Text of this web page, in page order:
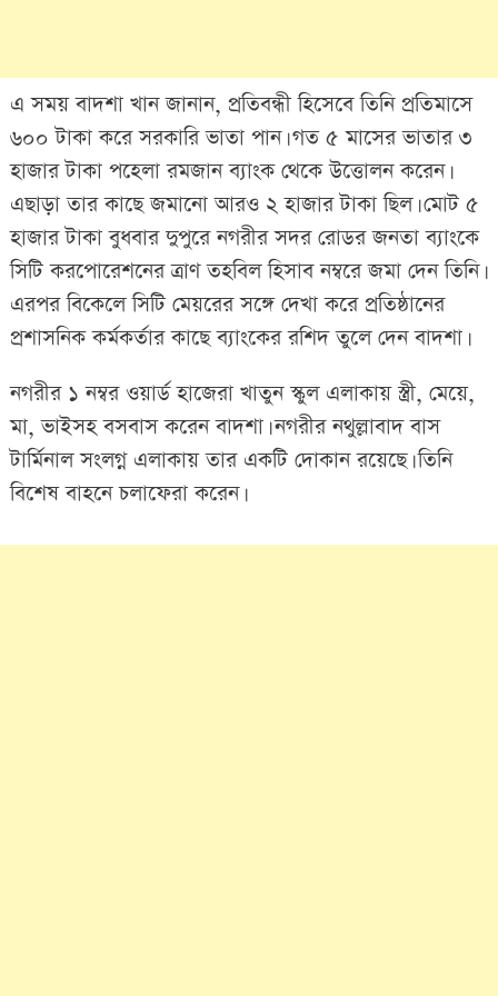
এ সময় বাদশা খান জানান, প্রতিবন্ধী হিসেবে তিনি প্রতিমাসে
৬০০ টাকা করে সরকারি ভাতা পান। গত ৫ মাসের ভাতার ৩
হাজার টাকা পহেলা রমজান ব্যাংক থেকে উত্তোলন করেন।
এছাড়া তার কাছে জমানো আরও ২ হাজার টাকা ছিল। মোট ৫
হাজার টাকা বুধবার দুপুরে নগরীর সদর রোডর জনতা ব্যাংকে
সিটি করপোরেশনের ত্রাণ তহবিল হিসাব নম্বরে জমা দেন তিনি।
এরপর বিকেলে সিটি মেয়রের সঙ্গে দেখা করে প্রতিষ্ঠানের
প্রশাসনিক কর্মকর্তার কাছে ব্যাংকের রশিদ তুলে দেন বাদশা।
নগরীর ১ নম্বর ওয়ার্ড হাজেরা খাতুন স্কুল এলাকায় স্ত্রী, মেয়ে,
মা, ভাইসহ বসবাস করেন বাদশা। নগরীর নথুল্লাবাদ বাস
টার্মিনাল সংলগ্ন এলাকায় তার একটি দোকান রয়েছে। তিনি
বিশেষ বাহনে চলাফেরা করেন।